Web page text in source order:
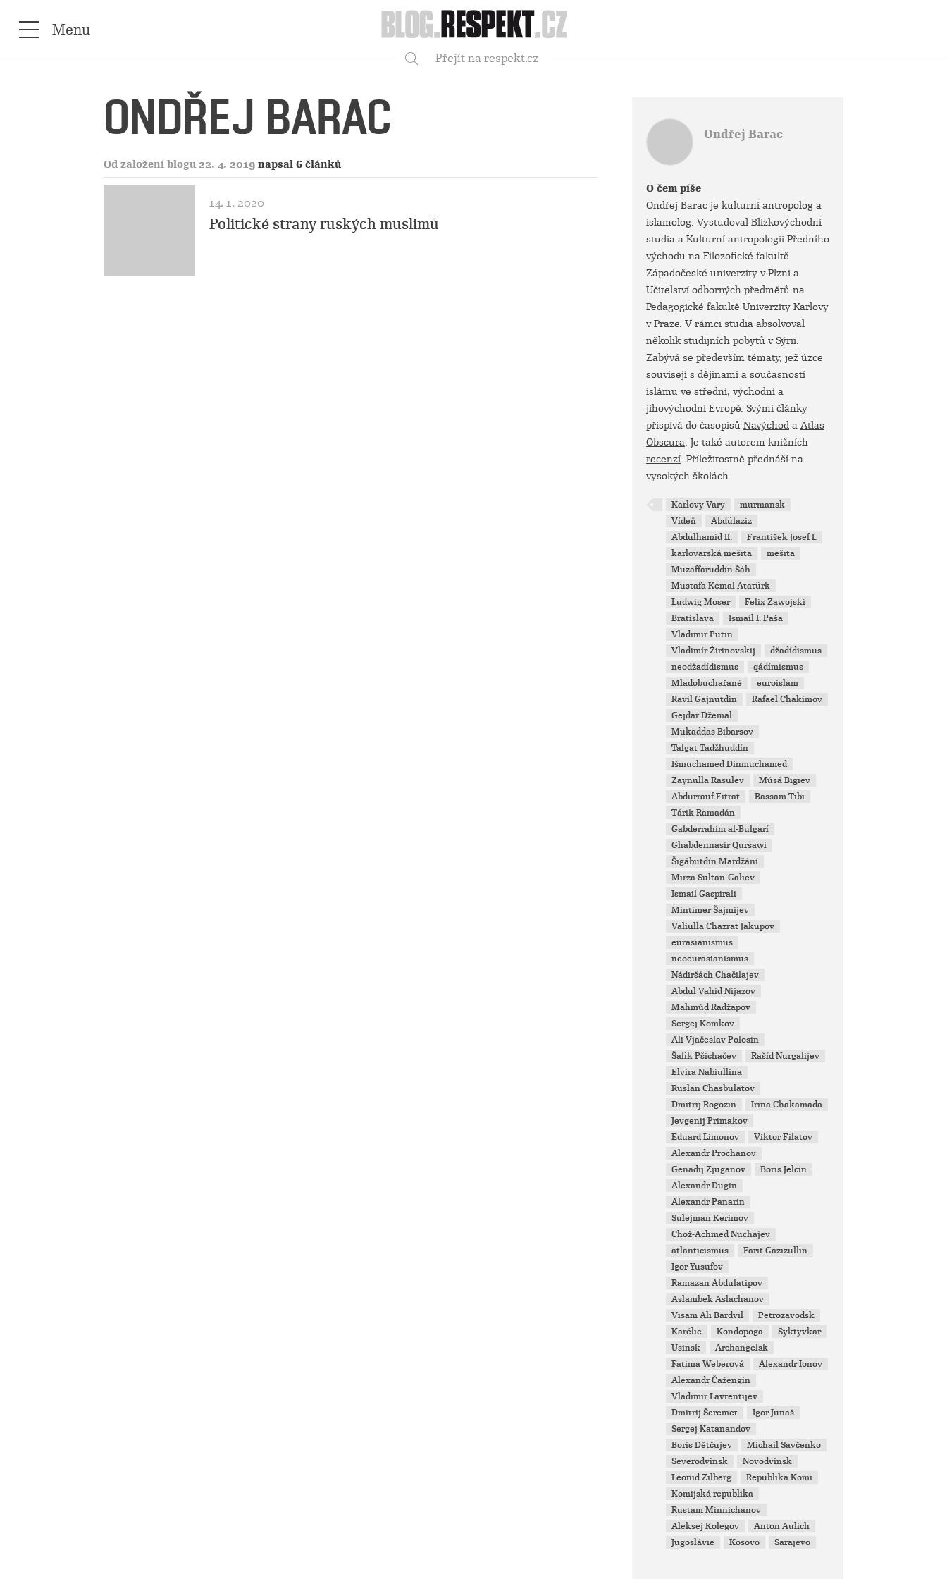
Respekt
Menu
Přejít na respekt.cz
ONDŘEJ BARAC
Od založení blogu 22. 4. 2019 napsal 6 článků
14. 1. 2020
Politické strany ruských muslimů
Ondřej Barac
O čem píše
Ondřej Barac je kulturní antropolog a
islamolog. Vystudoval Blízkovýchodní
studia a Kulturní antropologii Předního
východu na Filozofické fakultě
Západočeské univerzity v Plzni a
Učitelství odborných předmětů na
Pedagogické fakultě Univerzity Karlovy
v Praze. V rámci studia absolvoval
několik studijních pobytů vSýrii.
Zabývá se především tématy, jež úzce
souvisejí s dějinami a současností
islámu ve střední, východní a
jihovýchodní Evropě. Svými články
přispívá do časopisů Navýchod a Atlas
Obscura. Je také autorem knižních
recenzí. Příležitostně přednáší na
vysokých školách.
Karlovy Vary
murmansk
Vídeň
Abdülaziz
Abdülhamid II.
František Josef I.
karlovarská mešita
mešita
Muzaffaruddín Šáh
Mustafa Kemal Atatürk
Ludwig Moser
Felix Zawojski
Bratislava
Ismaíl I. Paša
Vladimir Putin
Vladimír Žirinovskij
džadídismus
neodžadídismus
qádímismus
Mladobuchařané
euroislám
Ravil Gajnutdin
Rafael Chakimov
Gejdar Džemal
Mukaddas Bibarsov
Talgat Tadžhuddín
Išmuchamed Dinmuchamed
Zaynulla Rasulev
Músá Bigiev
Abdurrauf Fitrat
Bassam Tibi
Tárik Ramadán
Gabderrahím al-Bulgarí
Ghabdennasír Qursawí
Šigábutdín Mardžání
Mirza Sultan-Galiev
Ismail Gaspirali
Mintimer Šajmijev
Valiulla Chazrat Jakupov
eurasianismus
neoeurasianismus
Nádiršách Chačilajev
Abdul Vahíd Nijazov
Mahmúd Radžapov
Sergej Komkov
Ali Vjačeslav Polosin
Šafik Pšichačev
Rašíd Nurgalijev
Elvira Nabiullina
Ruslan Chasbulatov
Dmitrij Rogozin
Irina Chakamada
Jevgenij Primakov
Eduard Limonov
Viktor Filatov
Alexandr Prochanov
Genadij Zjuganov
Boris Jelcin
Alexandr Dugin
Alexandr Panarin
Sulejman Kerimov
Chož-Achmed Nuchajev
atlanticismus
Farit Gazizullin
Igor Yusufov
Ramazan Abdulatipov
Aslambek Aslachanov
Visam Ali Bardvil
Petrozavodsk
Karélie
Kondopoga
Syktyvkar
Usinsk
Archangelsk
Fatima Weberová
Alexandr Ionov
Alexandr Čažengin
Vladimir Lavrentijev
Dmitrij Šeremet
Igor Junaš
Sergej Katanandov
Boris Dětčujev
Michail Savčenko
Severodvinsk
Novodvinsk
Leonid Zilberg
Republika Komi
Komijská republika
Rustam Minnichanov
Aleksej Kolegov
Anton Aulich
Jugoslávie
Kosovo Sarajevo